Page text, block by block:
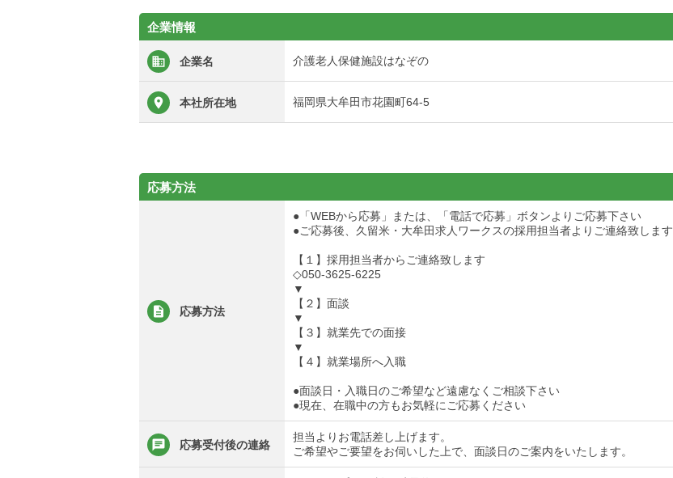
企業情報
企業名 介護老人保健施設はなぞの
本社所在地 福岡県大牟田市花園町64-5
応募方法
応募方法
●「WEBから応募」または、「電話で応募」ボタンよりご応募下さい
●ご応募後、久留米・大牟田求人ワークスの採用担当者よりご連絡致します
【１】採用担当者からご連絡致します
◇050-3625-6225
▼
【２】面談
▼
【３】就業先での面接
▼
【４】就業場所へ入職
●面談日・入職日のご希望など遠慮なくご相談下さい
●現在、在職中の方もお気軽にご応募ください
応募受付後の連絡
担当よりお電話差し上げます。
ご希望やご要望をお伺いした上で、面談日のご案内をいたします。